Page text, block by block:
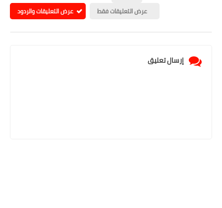
عرض التعليقات فقط
عرض التعليقات والردود
إرسال تعليق